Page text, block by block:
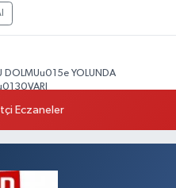
DOLMUu015e YOLUNDA
Eczaneler